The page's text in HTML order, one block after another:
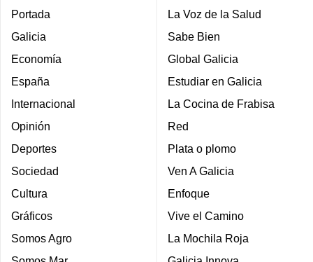
Portada
Galicia
Economía
España
Internacional
Opinión
Deportes
Sociedad
Cultura
Gráficos
Somos Agro
La Voz de la Salud
Sabe Bien
Global Galicia
Estudiar en Galicia
La Cocina de Frabisa
Red
Plata o plomo
Ven A Galicia
Enfoque
Vive el Camino
La Mochila Roja